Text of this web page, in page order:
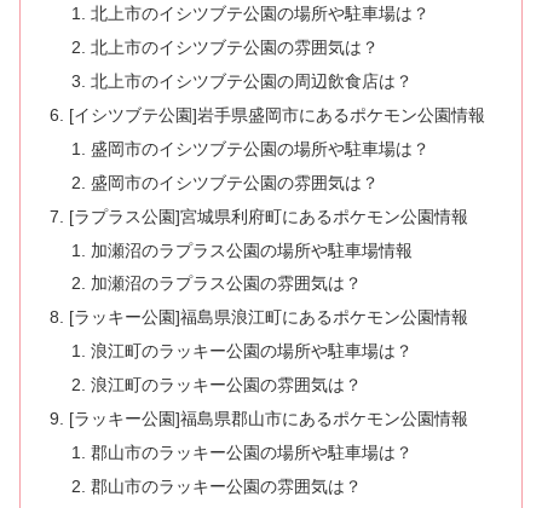
北上市のイシツブテ公園の場所や駐車場は？
北上市のイシツブテ公園の雰囲気は？
北上市のイシツブテ公園の周辺飲食店は？
[イシツブテ公園]岩手県盛岡市にあるポケモン公園情報
盛岡市のイシツブテ公園の場所や駐車場は？
盛岡市のイシツブテ公園の雰囲気は？
[ラプラス公園]宮城県利府町にあるポケモン公園情報
加瀬沼のラプラス公園の場所や駐車場情報
加瀬沼のラプラス公園の雰囲気は？
[ラッキー公園]福島県浪江町にあるポケモン公園情報
浪江町のラッキー公園の場所や駐車場は？
浪江町のラッキー公園の雰囲気は？
[ラッキー公園]福島県郡山市にあるポケモン公園情報
郡山市のラッキー公園の場所や駐車場は？
郡山市のラッキー公園の雰囲気は？